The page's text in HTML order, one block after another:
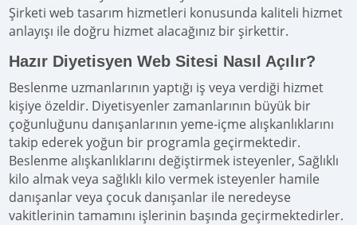
Şirketi web tasarım hizmetleri konusunda kaliteli hizmet
anlayışı ile doğru hizmet alacağınız bir şirkettir.
Hazır Diyetisyen Web Sitesi Nasıl Açılır?
Beslenme uzmanlarının yaptığı iş veya verdiği hizmet
kişiye özeldir. Diyetisyenler zamanlarının büyük bir
çoğunluğunu danışanlarının yeme-içme alışkanlıklarını
takip ederek yoğun bir programla geçirmektedir.
Beslenme alışkanlıklarını değiştirmek isteyenler, Sağlıklı
kilo almak veya sağlıklı kilo vermek isteyenler hamile
danışanlar veya çocuk danışanlar ile neredeyse
vakitlerinin tamamını işlerinin başında geçirmektedirler.